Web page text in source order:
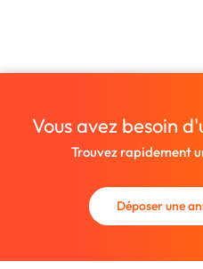
Vous avez besoin
Trouvez rapidement
Déposer une